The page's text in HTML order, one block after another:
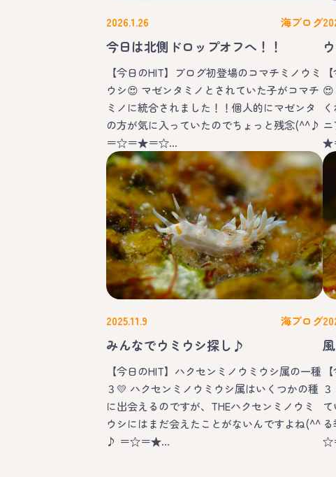
2026.1.26 海ブログ
今日は北側ドロップオフへ！！
【今日のHIT】ブログ初登場のコマチミノウミ
ウシ😍 マゼンタミノとされていた子がコマチ
ミノに統合されました！！個人的にマゼンタ
の方が気に入っていたのでちょっと残念(^^♪
＝☆＝★＝☆…
★
2025.11.9 海ブログ
みんなでウミウシ探し♪
【今日のHIT】ハクセンミノウミウシ属の一種
３💛 ハクセンミノウミウシ属はいくつかの種
に出会えるのですが、THEハクセンミノウミ
ウシにはまだ会えたことがないんですよね(^^
♪ ＝☆＝★…
☆